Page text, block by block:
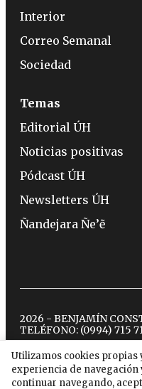
Utilizamos cookies
experiencia de
continuar navegando,
Interior
Correo Semanal
Sociedad
Temas
Editorial ÚH
Noticias positivas
Pódcast ÚH
Newsletters ÚH
Ñandejara Ñe’ẽ
2026 - BENJAMÍN
TELÉFONO: (0994) 715
twitterinstagram